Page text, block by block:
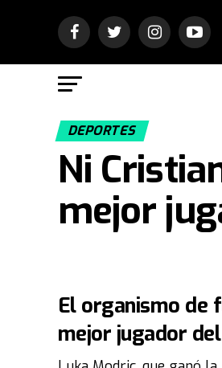
DEPORTES
Ni
mejor
El organismo de
mejor jugador